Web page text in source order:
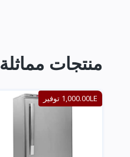
منتجات مماثلة
1,000.00LE توفير